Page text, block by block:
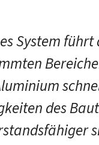
System
des